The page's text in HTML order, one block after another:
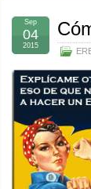
Sep
04
2015